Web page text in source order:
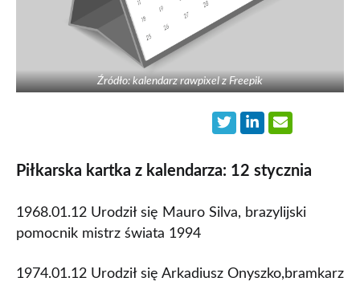
Źródło: kalendarz rawpixel z Freepik
Piłkarska kartka z kalendarza: 12 stycznia
1968.01.12 Urodził się Mauro Silva, brazylijski
pomocnik mistrz świata 1994
1974.01.12 Urodził się Arkadiusz Onyszko,bramkarz